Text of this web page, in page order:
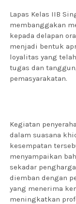
Lapas Kelas IIB
membanggakan
kepada delapan
menjadi bentuk
loyalitas yang
tugas dan
pemasyarakatan.
Kegiatan
dalam suasana
kesempatan
menyampaikan
sekadar
diemban dengan
yang menerima
meningkatkan